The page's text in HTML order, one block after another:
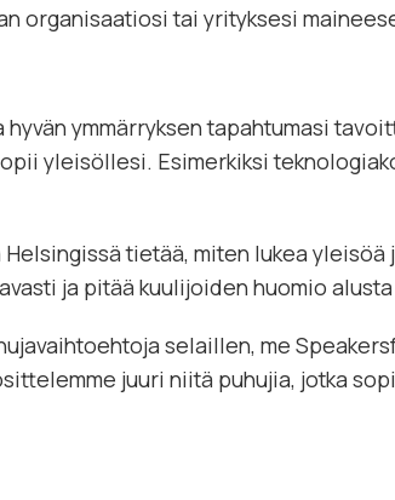
organisaatiosi tai yrityksesi
ymmärryksen tapahtumasi
yleisöllesi. Esimerkiksi
tietää, miten lukea yleisöä
ja pitää kuulijoiden huomio
selaillen, me
juuri niitä puhujia, jotka